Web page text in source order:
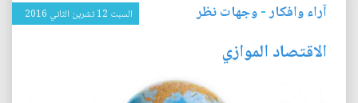
آراء وافكار-وجهات نظر السبت 12 تشرين الثاني 2016
الاقتصاد الموازي